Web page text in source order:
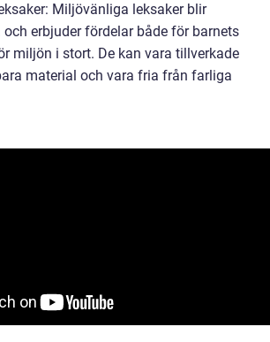
Miljövänliga leksaker blir
erbjuder fördelar både för barnets
miljön i stort. De kan vara tillverkade
material och vara fria från farliga